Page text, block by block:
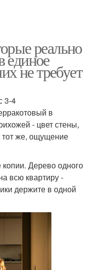
реально
единое
не требует
3-4
в
- цвет стены,
тот же, ощущение
Дерево одного
всю квартиру -
держите в одной